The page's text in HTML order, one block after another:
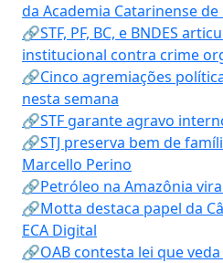
da Academia Catarinense de
🔗STF, PF, BC, e BNDES
institucional contra crime
🔗Cinco agremiações
nesta semana
🔗STF garante agravo
🔗STJ preserva bem de
Marcello Perino
🔗Petróleo na Amazônia
🔗Motta destaca papel da
ECA Digital
🔗OAB contesta lei que